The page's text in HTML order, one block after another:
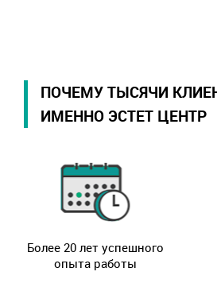
ПОЧЕМУ ТЫСЯЧИ
ИМЕННО ЭСТЕТ ЦЕНТР
Более 20 лет успешного
опыта работы